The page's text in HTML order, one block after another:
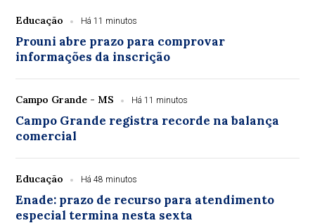
Educação Há 11 minutos
Prouni abre prazo para comprovar
informações da inscrição
Campo Grande - MS Há 11 minutos
Campo Grande registra recorde na balança
comercial
Educação Há 48 minutos
Enade: prazo de recurso para atendimento
especial termina nesta sexta